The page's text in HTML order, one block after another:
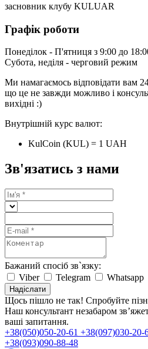
засновник клубу KULUAR
Графік роботи
Понеділок - П'ятниця з 9:00 до
Субота, неділя - черговий режим
Ми намагаємось відповідати вам
що це не завжди можливо і
вихідні :)
Внутрішній курс валют:
KulCoin (KUL) = 1 UAH
Зв'язатись з нами
Бажаний спосіб зв`язку:
Viber
Telegram Whatsapp
Надіслати
Щось пішло не так! Спробуйте
Наш консультант незабаром
ваші запитання.
+38(050)050-20-61 +38(097)030-20-
+38(093)090-88-48